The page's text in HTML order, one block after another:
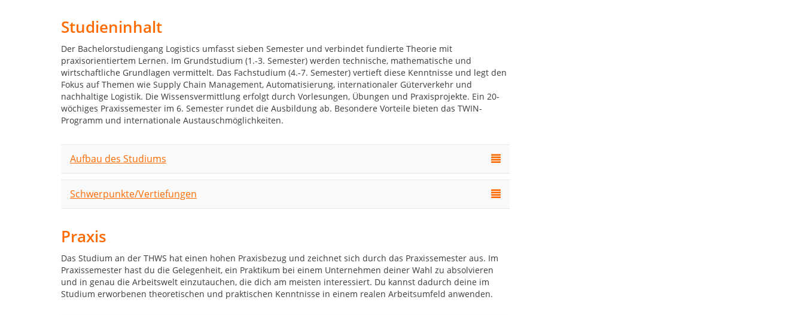
Studieninhalt
Der Bachelorstudiengang Logistics umfasst sieben Semester und verbindet fundierte Theorie mit
praxisorientiertem Lernen. Im Grundstudium (1.-3. Semester) werden technische, mathematische und
wirtschaftliche Grundlagen vermittelt. Das Fachstudium (4.-7. Semester) vertieft diese Kenntnisse und legt den
Fokus auf Themen wie Supply Chain Management, Automatisierung, internationaler Güterverkehr und
nachhaltige Logistik. Die Wissensvermittlung erfolgt durch Vorlesungen, Übungen und Praxisprojekte. Ein 20-
wöchiges Praxissemester im 6. Semester rundet die Ausbildung ab. Besondere Vorteile bieten das TWIN-
Programm und internationale Austauschmöglichkeiten.
Aufbau des Studiums
Schwerpunkte/Vertiefungen
Praxis
Das Studium an der THWS hat einen hohen Praxisbezug und zeichnet sich durch das Praxissemester aus. Im
Praxissemester hast du die Gelegenheit, ein Praktikum bei einem Unternehmen deiner Wahl zu absolvieren
und in genau die Arbeitswelt einzutauchen, die dich am meisten interessiert. Du kannst dadurch deine im
Studium erworbenen theoretischen und praktischen Kenntnisse in einem realen Arbeitsumfeld anwenden.